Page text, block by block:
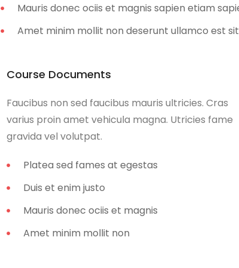
Mauris donec ociis et magnis sapien etiam
Amet minim mollit non deserunt ullamco est
Course Documents
Faucibus non sed faucibus mauris ultricies. Cras
varius proin amet vehicula magna. Utricies fame
gravida vel volutpat.
Platea sed fames at egestas
Duis et enim justo
Mauris donec ociis et magnis
Amet minim mollit non